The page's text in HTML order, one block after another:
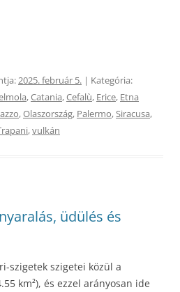
2025. február 5. | Kategória:
,Catania,Cefalù, Erice, Etna
,Olaszország, Palermo,Siracusa,
,vulkán
üdülés és
szigetek szigetei közül a
km²), és ezzel arányosan ide